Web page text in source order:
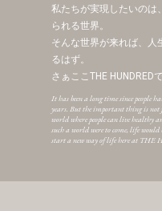
私たちが実現したいのは
られる世界。
そんな世界が来れば、人
るはず。
さぁここTHE HUNDRED
It has been a long time since people
years. But the important thing is
world where people can live healthy
such a world were to come, life
start a new way of life here at